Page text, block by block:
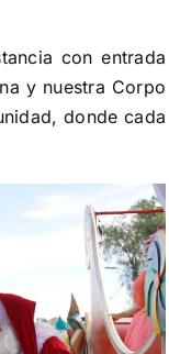
con entrada
y nuestra Corpo
donde cada